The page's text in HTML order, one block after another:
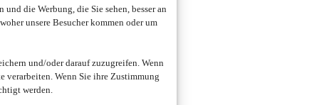
die Werbung, die Sie sehen, besser an
unsere Besucher kommen oder um
und/oder darauf zuzugreifen. Wenn
verarbeiten. Wenn Sie ihre Zustimmung
werden.
Daten verarbeitet.